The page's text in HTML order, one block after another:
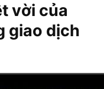
vời của
giao dịch